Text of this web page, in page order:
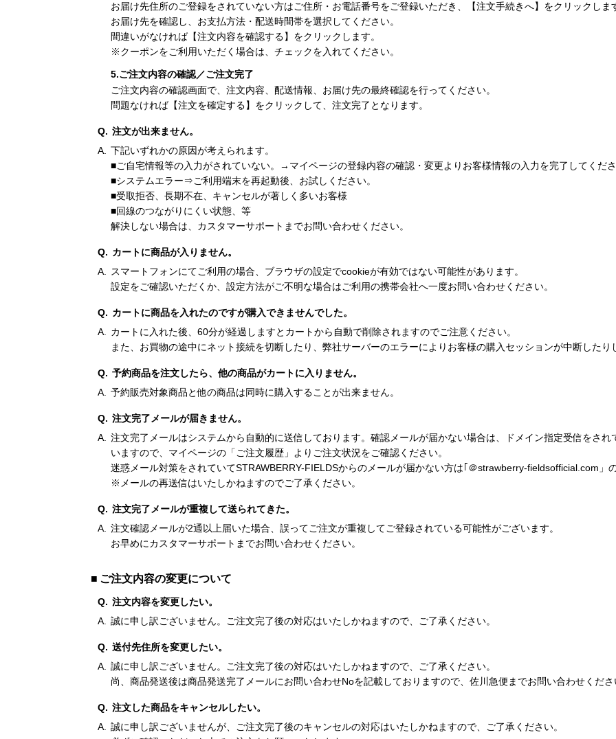
お届け先住所のご登録をされていない方はご住所・お電話番号をご登録いただき、【注文手続きへ】をクリックしま
お届け先を確認し、お支払方法・配送時間帯を選択してください。
間違いがなければ【注文内容を確認する】をクリックします。
※クーポンをご利用いただく場合は、チェックを入れてください。
5.ご注文内容の確認／ご注文完了
ご注文内容の確認画面で、注文内容、配送情報、お届け先の最終確認を行ってください。
問題なければ【注文を確定する】をクリックして、注文完了となります。
注文が出来ません。
下記いずれかの原因が考えられます。
■ご自宅情報等の入力がされていない。→マイページの登録内容の確認・変更よりお客様情報の入力を完了してくださ
■システムエラー⇒ご利用端末を再起動後、お試しください。
■受取拒否、長期不在、キャンセルが著しく多いお客様
■回線のつながりにくい状態、等
解決しない場合は、カスタマーサポートまでお問い合わせください。
カートに商品が入りません。
スマートフォンにてご利用の場合、ブラウザの設定でcookieが有効ではない可能性があります。
設定をご確認いただくか、設定方法がご不明な場合はご利用の携帯会社へ一度お問い合わせください。
カートに商品を入れたのですが購入できませんでした。
カートに入れた後、60分が経過しますとカートから自動で削除されますのでご注意ください。
また、お買物の途中にネット接続を切断したり、弊社サーバーのエラーによりお客様の購入セッションが中断したり
予約商品を注文したら、他の商品がカートに入りません。
予約販売対象商品と他の商品は同時に購入することが出来ません。
注文完了メールが届きません。
注文完了メールはシステムから自動的に送信しております。確認メールが届かない場合は、ドメイン指定受信をさ
いますので、マイページの「ご注文履歴」よりご注文状況をご確認ください。
迷惑メール対策をされていてSTRAWBERRY-FIELDSからのメールが届かない方は｢＠strawberry-fieldsofficial.com」
※メールの再送信はいたしかねますのでご了承ください。
注文完了メールが重複して送られてきた。
注文確認メールが2通以上届いた場合、誤ってご注文が重複してご登録されている可能性がございます。
お早めにカスタマーサポートまでお問い合わせください。
ご注文内容の変更について
注文内容を変更したい。
誠に申し訳ございません。ご注文完了後の対応はいたしかねますので、ご了承ください。
送付先住所を変更したい。
誠に申し訳ございません。ご注文完了後の対応はいたしかねますので、ご了承ください。
尚、商品発送後は商品発送完了メールにお問い合わせNoを記載しておりますので、佐川急便までお問い合わせくださ
注文した商品をキャンセルしたい。
誠に申し訳ございませんが、ご注文完了後のキャンセルの対応はいたしかねますので、ご了承ください。